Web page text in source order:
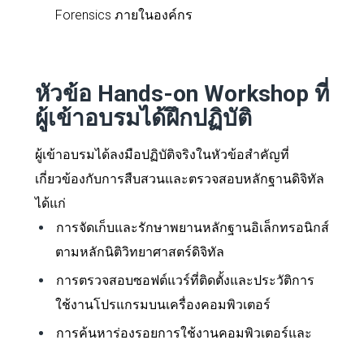
Forensics ภายในองค์กร
หัวข้อ Hands-on Workshop ที่
ผู้เข้าอบรมได้ฝึกปฏิบัติ
ผู้เข้าอบรมได้ลงมือปฏิบัติจริงในหัวข้อสำคัญที่
เกี่ยวข้องกับการสืบสวนและตรวจสอบหลักฐานดิจิทัล
ได้แก่
การจัดเก็บและรักษาพยานหลักฐานอิเล็กทรอนิกส์
ตามหลักนิติวิทยาศาสตร์ดิจิทัล
การตรวจสอบซอฟต์แวร์ที่ติดตั้งและประวัติการ
ใช้งานโปรแกรมบนเครื่องคอมพิวเตอร์
การค้นหาร่องรอยการใช้งานคอมพิวเตอร์และ